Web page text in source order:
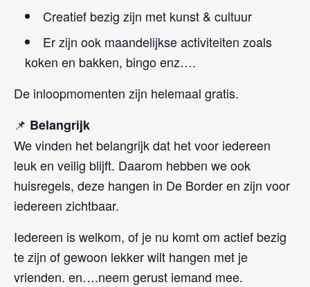
Creatief bezig zijn met kunst & cultuur
Er zijn ook maandelijkse activiteiten zoals
koken en bakken, bingo enz….
De inloopmomenten zijn helemaal gratis.
📌 Belangrijk
We vinden het belangrijk dat het voor iedereen
leuk en veilig blijft. Daarom hebben we ook
huisregels, deze hangen in De Border en zijn voor
iedereen zichtbaar.
Iedereen is welkom, of je nu komt om actief bezig
te zijn of gewoon lekker wilt hangen met je
vrienden. en….neem gerust iemand mee.